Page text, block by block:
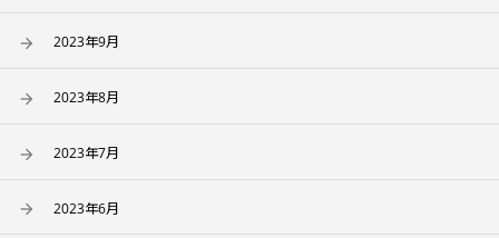
2023年9月
2023年8月
2023年7月
2023年6月